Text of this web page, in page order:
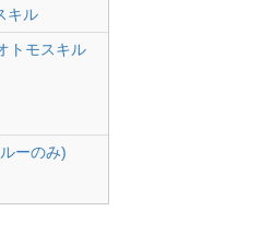
キル
トモスキル
ーのみ)